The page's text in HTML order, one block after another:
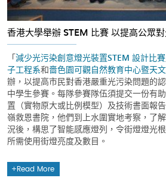
香港大學舉辦 STEM 比賽 以提高公眾
「減少光污染創意燈光裝置STEM 設計比賽
子工程系和嗇色園可觀自然教育中心暨天
辦，以提高市民對香港嚴重光污染問題的
中學生參賽。每隊參賽隊伍須提交一份有
置（實物原大或比例模型）及技術書面報
嶺救恩書院，他們到上水圍實地考察，了
況後，構思了智能感應燈列，令街燈燈光
所需使用街燈亮度及數目。
Read More